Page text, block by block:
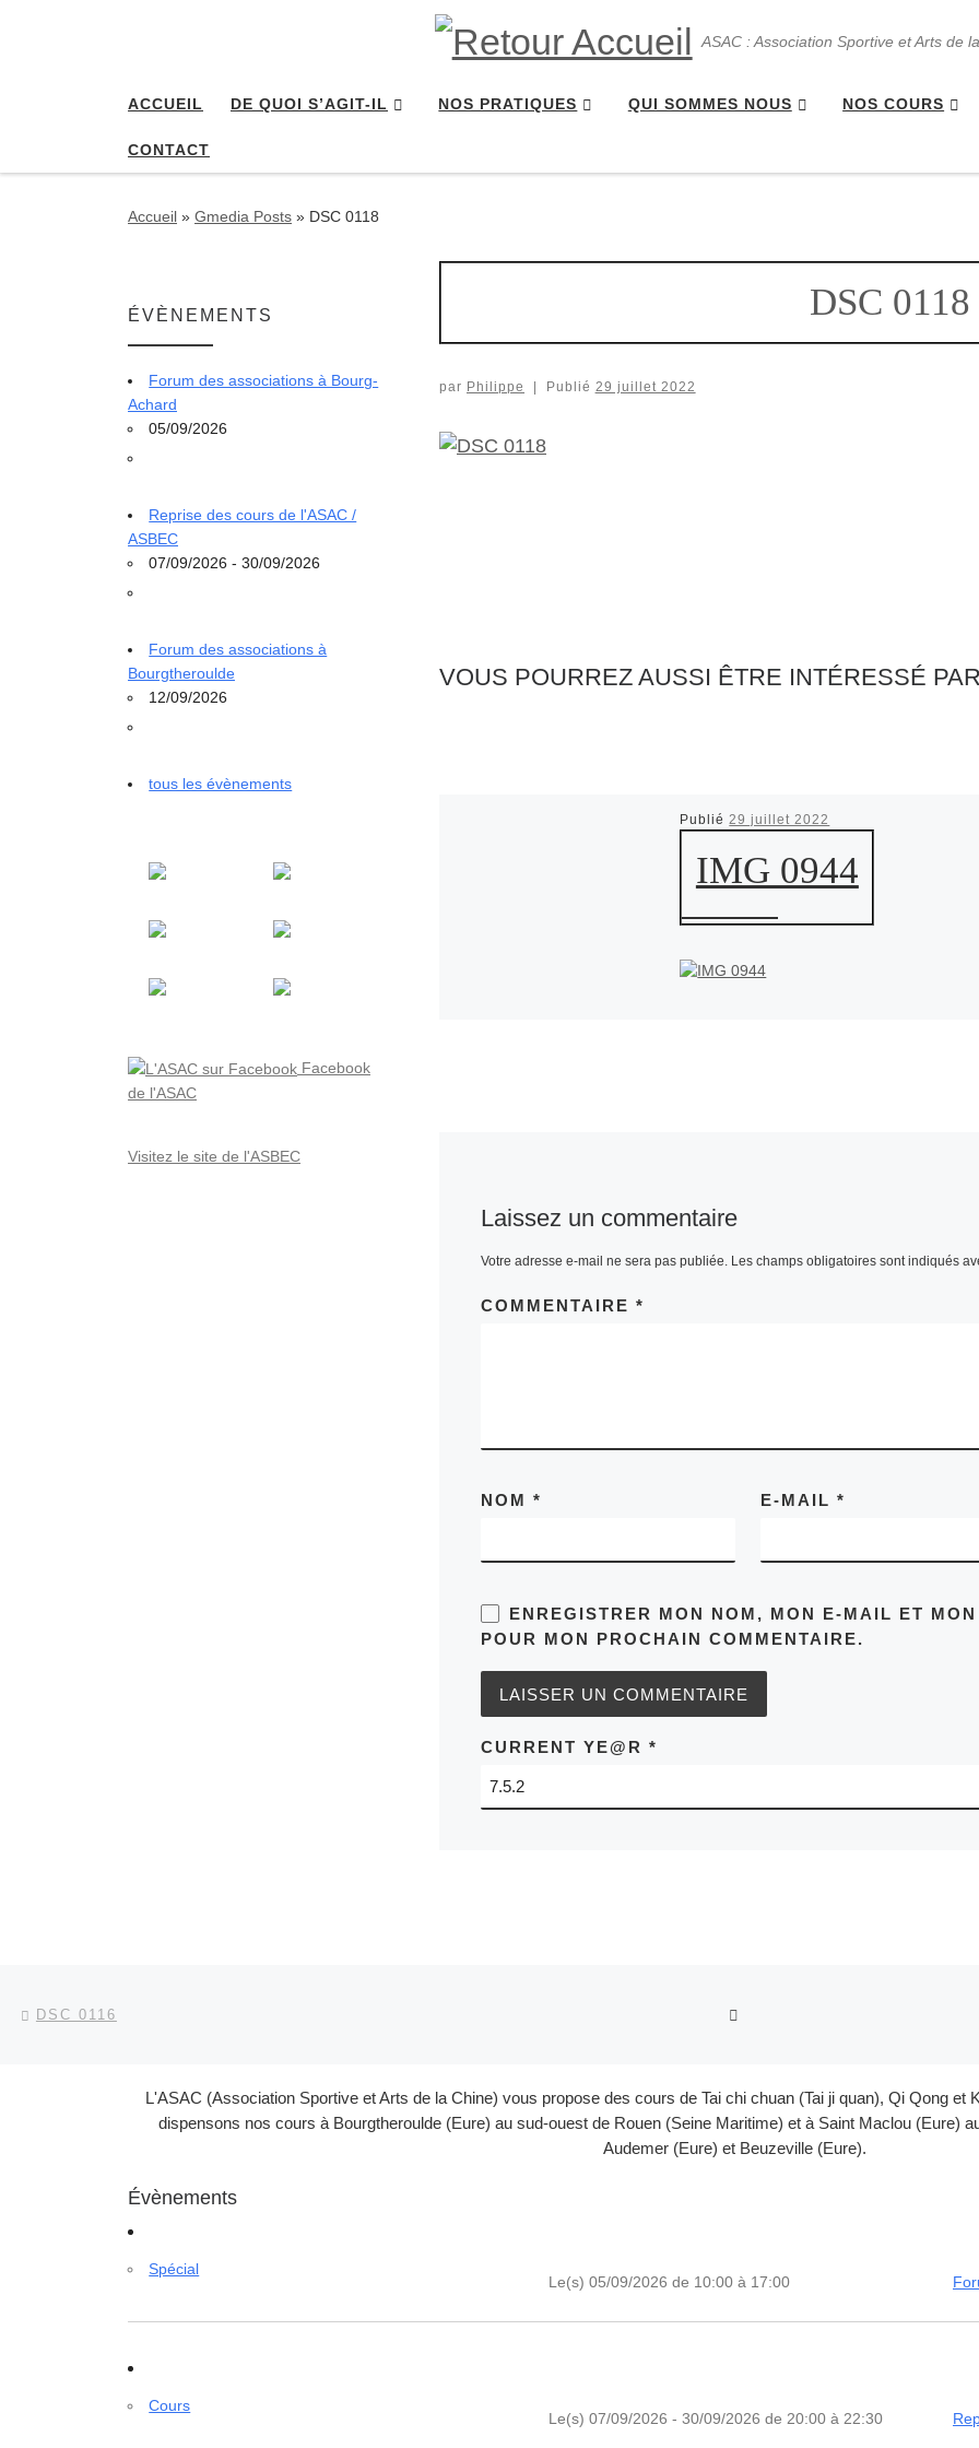
ASAC : Association Sportive et Arts de
ACCUEIL DE QUOI S’AGIT-IL NOS PRATIQUES QUI SOMMES NOUS NOS COURS
CONTACT
Accueil » Gmedia Posts » DSC 0118
DSC 0118
par Philippe Publié 29 juillet 2022
VOUS POURREZ AUSSI ÊTRE INTÉRESSÉ PAR
Publié29 juillet 2022
IMG 0944
Laissez un commentaire
Votre adresse e-mail ne sera pas publiée. Les champs obligatoires sont indiqués
COMMENTAIRE *
NOM * E-MAIL *
ENREGISTRER MON NOM, MON E-MAIL ET
POUR MON PROCHAIN COMMENTAIRE.
CURRENT YE@R *
ÉVÈNEMENTS
Forum des associations à Bourg-
Achard
05/09/2026
Reprise des cours de l'ASAC /
ASBEC
07/09/2026 - 30/09/2026
Forum des associations à
Bourgtheroulde
12/09/2026
tous les évènements
Facebook
de l'ASAC
Visitez le site de l'ASBEC
Parcourir les articles
DSC 0116
L'ASAC (Association Sportive et Arts de la Chine) vous propose des cours de Tai chi chuan (Tai ji quan), Qi Qong et
dispensons nos cours à Bourgtheroulde (Eure) au sud-ouest de Rouen (Seine Maritime) et à Saint Maclou (Eure)
Audemer (Eure) et Beuzeville (Eure).
Évènements
Spécial
Le(s) 05/09/2026 de 10:00 à 17:00
Cours
Le(s) 07/09/2026 - 30/09/2026 de 20:00 à 22:30